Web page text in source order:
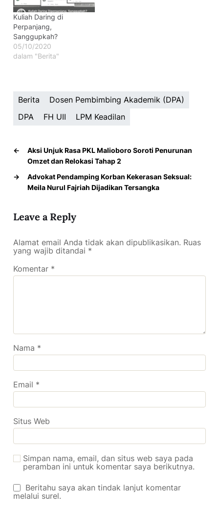
Kuliah Daring di
Perpanjang,
Sanggupkah?
05/10/2020
dalam "Berita"
Berita
Dosen Pembimbing Akademik (DPA)
DPA
FH UII LPM Keadilan
←
Aksi Unjuk Rasa PKL Malioboro Soroti Penurunan
Omzet dan Relokasi Tahap 2
→
Advokat Pendamping Korban Kekerasan Seksual:
Meila Nurul Fajriah Dijadikan Tersangka
Leave a Reply
Alamat email Anda tidak akan dipublikasikan. Ruas
yang wajib ditandai *
Komentar *
Nama *
Email *
Situs Web
Simpan nama, email, dan situs web saya pada
peramban ini untuk komentar saya berikutnya.
Beritahu saya akan tindak lanjut komentar
melalui surel.